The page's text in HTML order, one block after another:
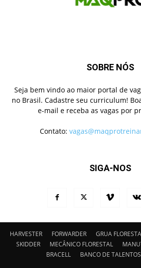
SOBRE NÓS
Seja bem vindo ao maior portal de
no Brasil. Cadastre seu curriculum!
e-mail e receba as vagas por
Contato:
SIGA-NOS
HARVESTER FORWARDER GRUA
SKIDDER
MECÂNICO FLORESTAL
BRACELL
BANCO DE TALENTOS